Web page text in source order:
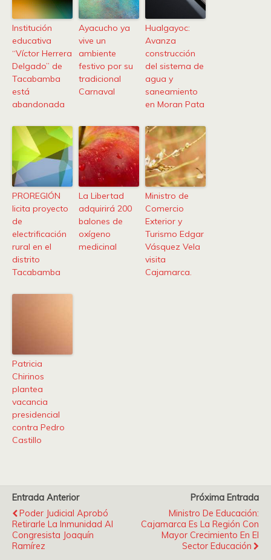
Institución
educativa
“Víctor Herrera
Delgado” de
Tacabamba
está
abandonada
Ayacucho ya
vive un
ambiente
festivo por su
tradicional
Carnaval
Hualgayoc:
Avanza
construcción
del sistema de
agua y
saneamiento
en Moran Pata
PROREGIÓN
licita proyecto
de
electrificación
rural en el
distrito
Tacabamba
La Libertad
adquirirá 200
balones de
oxígeno
medicinal
Ministro de
Comercio
Exterior y
Turismo Edgar
Vásquez Vela
visita
Cajamarca.
Patricia
Chirinos
plantea
vacancia
presidencial
contra Pedro
Castillo
Entrada Anterior
Poder Judicial Aprobó
Retirarle La Inmunidad Al
Congresista Joaquín
Ramírez
Próxima Entrada
Ministro De Educación:
Cajamarca Es La Región Con
Mayor Crecimiento En El
Sector Educación